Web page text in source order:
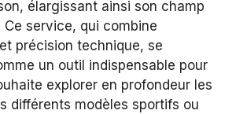
élargissant ainsi son champ
Ce service, qui combine
précision technique, se
un outil indispensable pour
explorer en profondeur les
différents modèles sportifs ou